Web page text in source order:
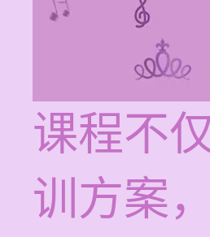
课程不
训方案